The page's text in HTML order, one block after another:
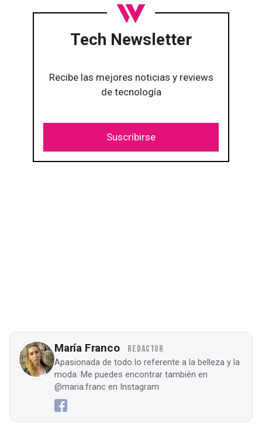
Tech Newsletter
Recibe las mejores noticias y reviews
de tecnología
Suscribirse
María Franco REDACTOR
Apasionada de todo lo referente a la belleza y la
moda. Me puedes encontrar también en
@maria.franc en Instagram